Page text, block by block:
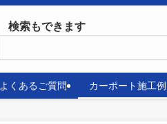
よくあるご質問 カーポート施工例
検索もできます